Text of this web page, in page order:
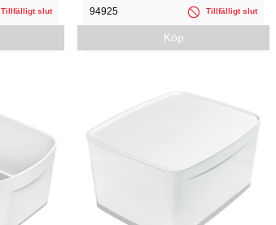
Tillfälligt slut 94925 Tillfälligt slut
Köp